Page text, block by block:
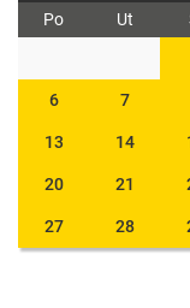
Po Ut
6 7
13 14
20 21
27 28